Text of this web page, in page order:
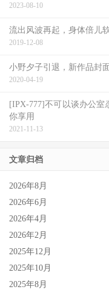
2023-08-10
流出风波再起，身体倍儿
2019-12-08
小野夕子引退，新作品封
2020-04-19
[IPX-777]不可以谈办公
你享用
2021-11-13
文章归档
2026年8月
2026年6月
2026年4月
2026年2月
2025年12月
2025年10月
2025年8月